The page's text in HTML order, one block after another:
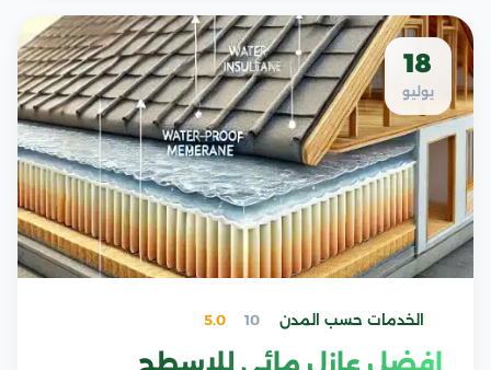
18
يوليو
الخدمات حسب المدن 10
5.0
افضل عازل مائي للاسطح